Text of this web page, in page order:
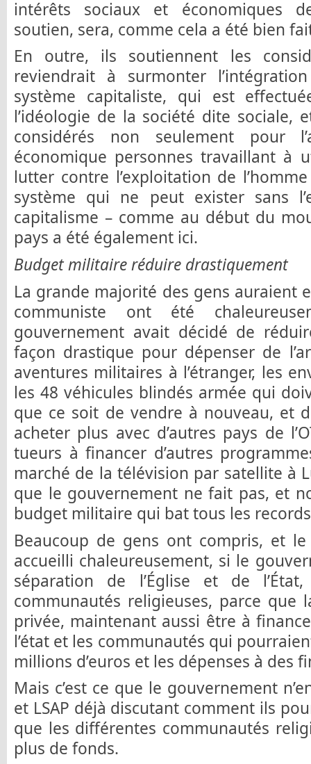
intérêts sociaux et économiques
soutien, sera, comme cela a été bien
En outre, ils soutiennent les
reviendrait à surmonter
système capitaliste, qui est
l’idéologie de la société dite sociale,
considérés non seulement pour
économique personnes travaillant à
lutter contre l’exploitation de
système qui ne peut exister sans
capitalisme – comme au début du
pays a été également ici.
Budget militaire réduire drastiquement
La grande majorité des gens auraient
communiste ont été
gouvernement avait décidé de
façon drastique pour dépenser de
aventures militaires à l’étranger, les
les 48 véhicules blindés armée qui
que ce soit de vendre à nouveau, et
acheter plus avec d’autres pays de
tueurs à financer d’autres
marché de la télévision par satellite à
que le gouvernement ne fait pas, et
budget militaire qui bat tous les
Beaucoup de gens ont compris, et
accueilli chaleureusement, si le
séparation de l’Église et de
communautés religieuses, parce
privée, maintenant aussi être à
l’état et les communautés qui
millions d’euros et les dépenses à des
Mais c’est ce que le gouvernement
et LSAP déjà discutant comment ils
que les différentes communautés
plus de fonds.